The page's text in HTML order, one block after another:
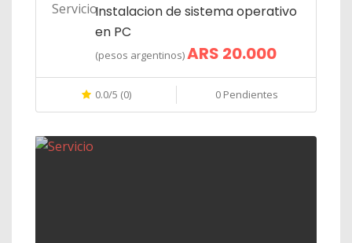
Instalacion de sistema operativo
en PC
(pesos argentinos)ARS 20.000
0.0/5 (0) 0 Pendientes